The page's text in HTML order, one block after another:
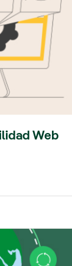
Web